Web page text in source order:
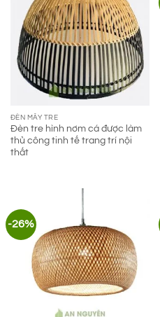
ĐÈN MÂY TRE
Đèn tre hình nơm cá được làm
thủ công tinh tế trang trí nội
thất
-26%